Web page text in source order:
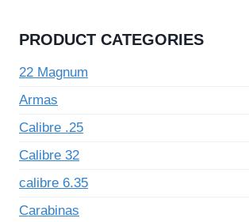
PRODUCT CATEGORIES
22 Magnum
Armas
Calibre .25
Calibre 32
calibre 6.35
Carabinas